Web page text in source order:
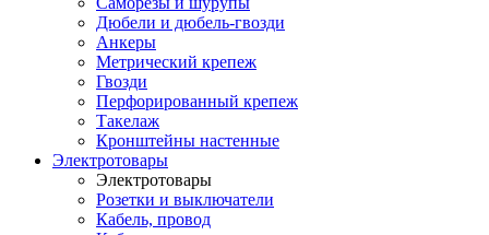
Дюбели и дюбель-гвозди
Анкеры
Метрический крепеж
Гвозди
Перфорированный крепеж
Такелаж
Кронштейны настенные
Электротовары
Электротовары
Розетки и выключатели
Кабель, провод